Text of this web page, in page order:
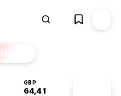
EKSTRA
GBP
64,41